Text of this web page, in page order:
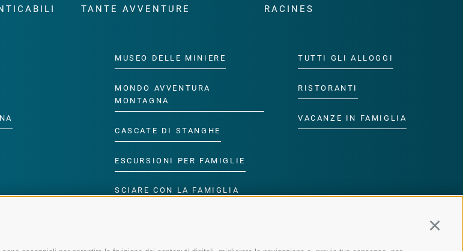
TANTE AVVENTURE
MUSEO DELLE MINIERE
MONDO AVVENTURA
MONTAGNA
CASCATE DI STANGHE
ESCURSIONI PER FAMIGLIE
SCIARE CON LA FAMIGLIA
RACINES
TUTTI GLI ALLOGGI
RISTORANTI
VACANZE IN FAMIGLIA